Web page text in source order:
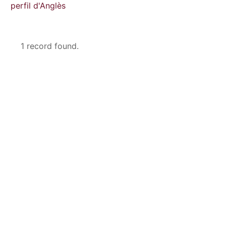
perfil d'Anglès
1 record found.